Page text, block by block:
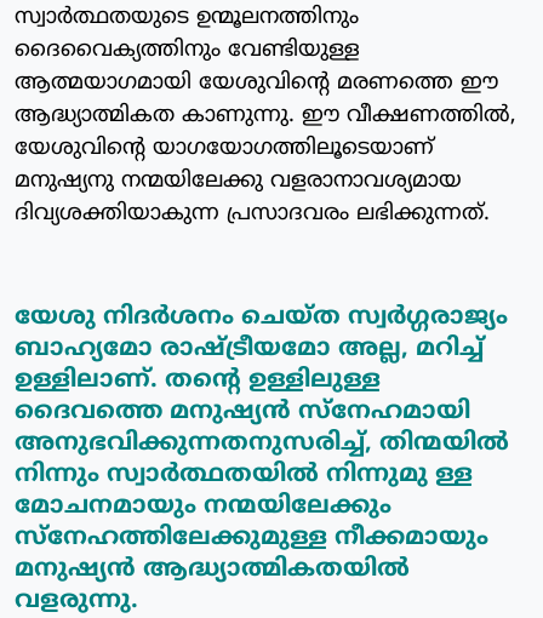
സ്വാര്‍ത്ഥതയുടെ ഉന്മൂലനത്തിനും
ദൈവൈക്യത്തിനും വേണ്ടിയുള്ള
ആത്മയാഗമായി യേശുവിന്റെ മരണത്തെ ഈ
ആദ്ധ്യാത്മികത കാണുന്നു. ഈ വീക്ഷണത്തില്‍,
യേശുവിന്റെ യാഗയോഗത്തിലൂടെയാണ്
മനുഷ്യനു നന്മയിലേക്കു വളരാനാവശ്യമായ
ദിവ്യശക്തിയാകുന്ന പ്രസാദവരം ലഭിക്കുന്നത്.
യേശു നിദര്‍ശനം ചെയ്ത സ്വര്‍ഗ്ഗരാജ്യം
ബാഹ്യമോ രാഷ്ട്രീയമോ അല്ല, മറിച്ച്
ഉള്ളിലാണ്. തന്റെ ഉള്ളിലുള്ള
ദൈവത്തെ മനുഷ്യന്‍ സ്‌നേഹമായി
അനുഭവിക്കുന്നതനുസരിച്ച്, തിന്മയില്‍
നിന്നും സ്വാര്‍ത്ഥതയില്‍ നിന്നുമു ള്ള
മോചനമായും നന്മയിലേക്കും
സ്‌നേഹത്തിലേക്കുമുള്ള നീക്കമായും
മനുഷ്യന്‍ ആദ്ധ്യാത്മികതയില്‍
വളരുന്നു.